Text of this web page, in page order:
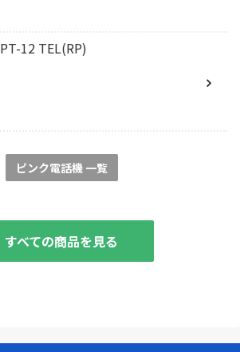
PT-12 TEL(RP)
ピンク電話機 一覧
すべての商品を見る